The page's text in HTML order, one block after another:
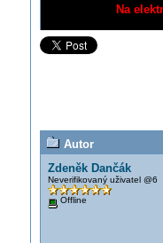
Na
Autor
Zdeněk Dančák
Neverifikovaný uživatel @6
Offline